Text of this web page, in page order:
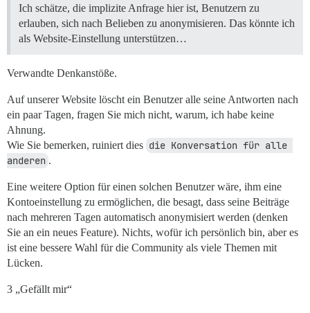
Ich schätze, die implizite Anfrage hier ist, Benutzern zu
erlauben, sich nach Belieben zu anonymisieren. Das könnte ich
als Website-Einstellung unterstützen…
Verwandte Denkanstöße.
Auf unserer Website löscht ein Benutzer alle seine Antworten nach
ein paar Tagen, fragen Sie mich nicht, warum, ich habe keine
Ahnung.
Wie Sie bemerken, ruiniert dies die Konversation für alle
anderen .
Eine weitere Option für einen solchen Benutzer wäre, ihm eine
Kontoeinstellung zu ermöglichen, die besagt, dass seine Beiträge
nach mehreren Tagen automatisch anonymisiert werden (denken
Sie an ein neues Feature). Nichts, wofür ich persönlich bin, aber es
ist eine bessere Wahl für die Community als viele Themen mit
Lücken.
3 „Gefällt mir“